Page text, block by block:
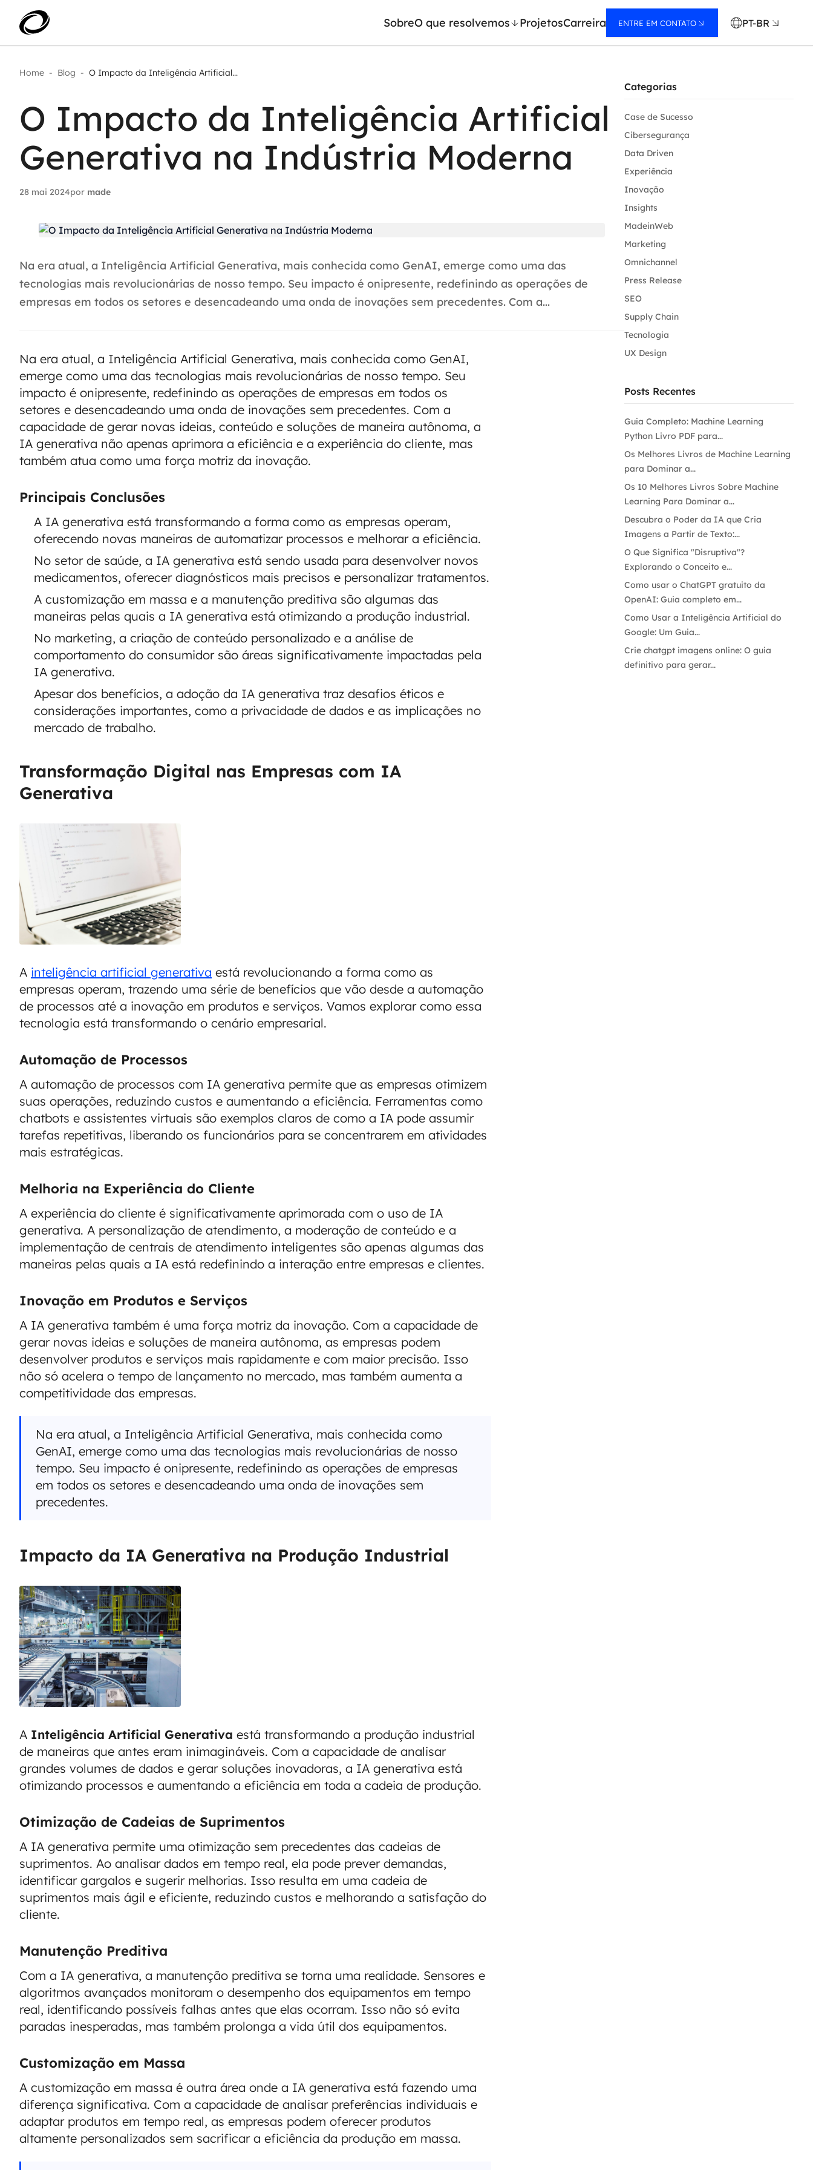
SobreO que resolvemos ProjetosCarreira ENTRE EM CONTATO PT-BR
Aplicar IA com impacto real
Modernização de aplicações
Sustentar operações com
Escalar com segurança
Agentes de IA
Aceleradores de IA
Integração de IA
RPA e hiperautomação
AI Day
Home - Blog - O Impacto da Inteligência Artificial...
O Impacto da Inteligência Artificial
Generativa na Indústria Moderna
28 mai 2024por made
Na era atual, a Inteligência Artificial Generativa, mais conhecida como GenAI, emerge como uma das
tecnologias mais revolucionárias de nosso tempo. Seu impacto é onipresente, redefinindo as operações de
empresas em todos os setores e desencadeando uma onda de inovações sem precedentes. Com a...
Na era atual, a Inteligência Artificial Generativa, mais conhecida como GenAI,
emerge como uma das tecnologias mais revolucionárias de nosso tempo. Seu
impacto é onipresente, redefinindo as operações de empresas em todos os
setores e desencadeando uma onda de inovações sem precedentes. Com a
capacidade de gerar novas ideias, conteúdo e soluções de maneira autônoma, a
IA generativa não apenas aprimora a eficiência e a experiência do cliente, mas
também atua como uma força motriz da inovação.
Principais Conclusões
A IA generativa está transformando a forma como as empresas operam,
oferecendo novas maneiras de automatizar processos e melhorar a eficiência.
No setor de saúde, a IA generativa está sendo usada para desenvolver novos
medicamentos, oferecer diagnósticos mais precisos e personalizar tratamentos.
A customização em massa e a manutenção preditiva são algumas das
maneiras pelas quais a IA generativa está otimizando a produção industrial.
No marketing, a criação de conteúdo personalizado e a análise de
comportamento do consumidor são áreas significativamente impactadas pela
IA generativa.
Apesar dos benefícios, a adoção da IA generativa traz desafios éticos e
considerações importantes, como a privacidade de dados e as implicações no
mercado de trabalho.
Transformação Digital nas Empresas com IA
Generativa
A inteligência artificial generativa está revolucionando a forma como as
empresas operam, trazendo uma série de benefícios que vão desde a automação
de processos até a inovação em produtos e serviços. Vamos explorar como essa
tecnologia está transformando o cenário empresarial.
Automação de Processos
A automação de processos com IA generativa permite que as empresas otimizem
suas operações, reduzindo custos e aumentando a eficiência. Ferramentas como
chatbots e assistentes virtuais são exemplos claros de como a IA pode assumir
tarefas repetitivas, liberando os funcionários para se concentrarem em atividades
mais estratégicas.
Melhoria na Experiência do Cliente
A experiência do cliente é significativamente aprimorada com o uso de IA
generativa. A personalização de atendimento, a moderação de conteúdo e a
implementação de centrais de atendimento inteligentes são apenas algumas das
maneiras pelas quais a IA está redefinindo a interação entre empresas e clientes.
Inovação em Produtos e Serviços
A IA generativa também é uma força motriz da inovação. Com a capacidade de
gerar novas ideias e soluções de maneira autônoma, as empresas podem
desenvolver produtos e serviços mais rapidamente e com maior precisão. Isso
não só acelera o tempo de lançamento no mercado, mas também aumenta a
competitividade das empresas.
Na era atual, a Inteligência Artificial Generativa, mais conhecida como
GenAI, emerge como uma das tecnologias mais revolucionárias de nosso
tempo. Seu impacto é onipresente, redefinindo as operações de empresas
em todos os setores e desencadeando uma onda de inovações sem
precedentes.
Impacto da IA Generativa na Produção Industrial
A Inteligência Artificial Generativa está transformando a produção industrial
de maneiras que antes eram inimagináveis. Com a capacidade de analisar
grandes volumes de dados e gerar soluções inovadoras, a IA generativa está
otimizando processos e aumentando a eficiência em toda a cadeia de produção.
Otimização de Cadeias de Suprimentos
A IA generativa permite uma otimização sem precedentes das cadeias de
suprimentos. Ao analisar dados em tempo real, ela pode prever demandas,
identificar gargalos e sugerir melhorias. Isso resulta em uma cadeia de
suprimentos mais ágil e eficiente, reduzindo custos e melhorando a satisfação do
cliente.
Manutenção Preditiva
Com a IA generativa, a manutenção preditiva se torna uma realidade. Sensores e
algoritmos avançados monitoram o desempenho dos equipamentos em tempo
real, identificando possíveis falhas antes que elas ocorram. Isso não só evita
paradas inesperadas, mas também prolonga a vida útil dos equipamentos.
Customização em Massa
A customização em massa é outra área onde a IA generativa está fazendo uma
diferença significativa. Com a capacidade de analisar preferências individuais e
adaptar produtos em tempo real, as empresas podem oferecer produtos
altamente personalizados sem sacrificar a eficiência da produção em massa.
Categorias
Case de Sucesso
Cibersegurança
Data Driven
Experiência
Inovação
Insights
MadeinWeb
Marketing
Omnichannel
Press Release
SEO
Supply Chain
Tecnologia
UX Design
Posts Recentes
Guia Completo: Machine Learning
Python Livro PDF para...
Os Melhores Livros de Machine Learning
para Dominar a...
Os 10 Melhores Livros Sobre Machine
Learning Para Dominar a...
Descubra o Poder da IA que Cria
Imagens a Partir de Texto:...
O Que Significa "Disruptiva"?
Explorando o Conceito e...
Como usar o ChatGPT gratuito da
OpenAI: Guia completo em...
Como Usar a Inteligência Artificial do
Google: Um Guia...
Crie chatgpt imagens online: O guia
definitivo para gerar...